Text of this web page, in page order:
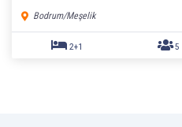
Bodrum/Meşelik